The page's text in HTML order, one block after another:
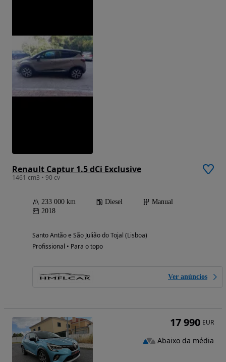
Renault Captur 1.5 dCi Exclusive
1461 cm3 • 90 cv
233 000 km Diesel
Manual
2018
Santo Antão e São Julião do Tojal (Lisboa)
Profissional • Para o topo
Ver anúncios
17 990 EUR
Abaixo da média